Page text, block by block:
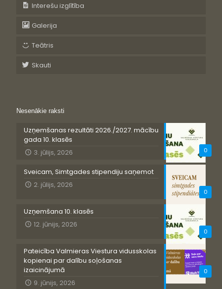
Interešu izglītība
Galerija
Teātris
Skauti
Nesenākie raksti
0
Uzņemšanas rezultāti 2026./2027. mācību
gada 10. klasēs
3. jūlijs, 2026
0
Sveicam, Simtgades stipendiju saņemot
2. jūlijs, 2026
0
Uzņemšana 10. klasēs
12. jūnijs, 2026
0
Pateicība Valmieras Viestura vidusskolas
kopienai par dalību soļošanas
izaicinājumā
9. jūnijs, 2026